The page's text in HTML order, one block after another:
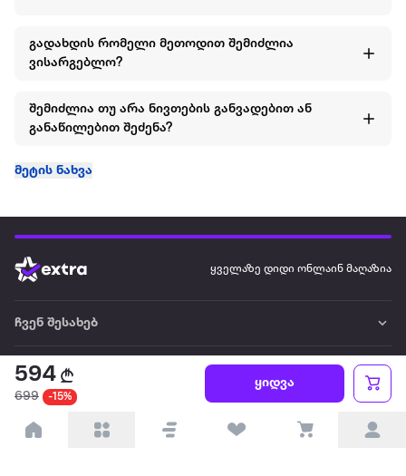
594
699 -15%
ყიდვა
გადახდის რომელი მეთოდით შემიძლია
ვისარგებლო?
შემიძლია თუ არა ნივთების განვადებით ან
განაწილებით შეძენა?
მეტის ნახვა
ყველაზე დიდი ონლაინ მაღაზია
ჩვენ შესახებ
წესები და პირობები